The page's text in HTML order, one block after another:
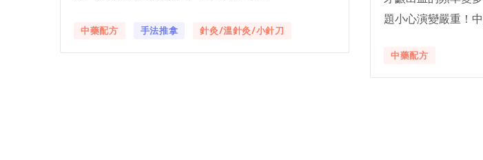
中藥配方 手法推拿 針灸/溫針灸/小針刀
題小心演變嚴重！
中藥配方